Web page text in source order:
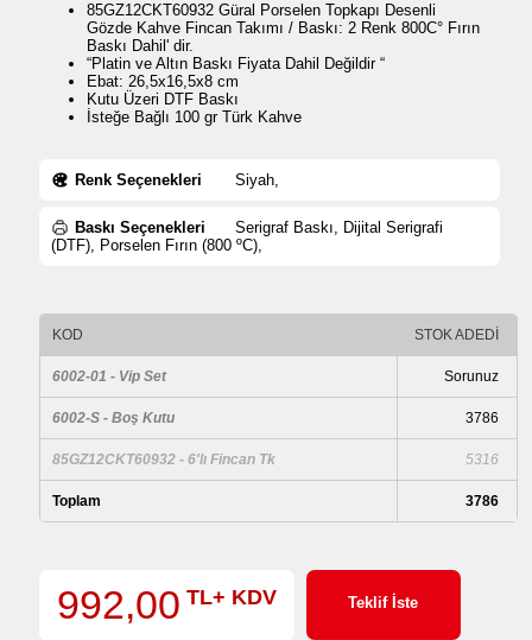
85GZ12CKT60932 Güral Porselen Topkapı Desenli
Gözde Kahve Fincan Takımı / Baskı: 2 Renk 800C° Fırın
Baskı Dahil' dir.
“Platin ve Altın Baskı Fiyata Dahil Değildir “
Ebat: 26,5x16,5x8 cm
Kutu Üzeri DTF Baskı
İsteğe Bağlı 100 gr Türk Kahve
Renk Seçenekleri Siyah,
Baskı Seçenekleri
Serigraf Baskı, Dijital Serigrafi
(DTF), Porselen Fırın (800 ºC),
KOD STOK ADEDİ
6002-01 - Vip Set Sorunuz
6002-S - Boş Kutu 3786
85GZ12CKT60932 - 6'lı Fincan Tk 5316
Toplam 3786
992,00 TL+ KDV Teklif İste